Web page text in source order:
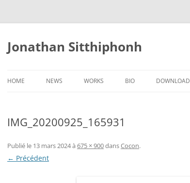
Aller
Jonathan Sitthiphonh
HOME NEWS WORKS
CERNUNNOS
BIO DOWNLOAD
IMG_20200925_165931
Publié le 13 mars 2024à 675 × 900dansCocon.
← Précédent